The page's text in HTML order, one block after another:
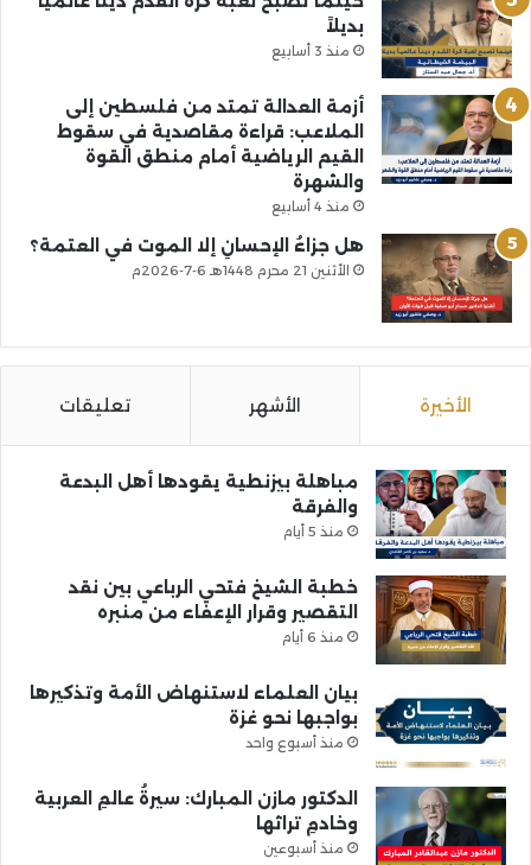
بديلاً
منذ 3 أسابيع
أزمة العدالة تمتد من فلسطين إلى
الملاعب: قراءة مقاصدية في سقوط
القيم الرياضية أمام منطق القوة
والشهرة
منذ 4 أسابيع
هل جزاءُ الإحسانِ إلا الموت في العتمة؟
الأثنين 21 محرم 1448هـ 6-7-2026م
الأخيرة الأشهر تعليقات
مباهلة بيزنطية يقودها أهل البدعة
والفرقة
منذ 5 أيام
خطبة الشيخ فتحي الرباعي بين نقد
التقصير وقرار الإعفاء من منبره
منذ 6 أيام
بيان العلماء لاستنهاض الأمة وتذكيرها
بواجبها نحو غزة
منذ أسبوع واحد
الدكتور مازن المبارك: سيرةُ عالمِ العربية
وخادمِ تراثها
منذ أسبوعين